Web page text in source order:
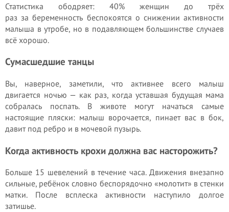
Статистика ободряет: 40% женщин до трёх
раз за беременность беспокоятся о снижении активности
малыша в утробе, но в подавляющем большинстве случаев
всё хорошо.
Сумасшедшие танцы
Вы, наверное, заметили, что активнее всего малыш
двигается ночью — как раз, когда уставшая будущая мама
собралась поспать. В животе могут начаться самые
настоящие пляски: малыш ворочается, пинает вас в бок,
давит под ребро и в мочевой пузырь.
Когда активность крохи должна вас насторожить?
Больше 15 шевелений в течение часа. Движения внезапно
сильные, ребёнок словно беспорядочно «молотит» в стенки
матки. После всплеска активности наступило долгое
затишье.